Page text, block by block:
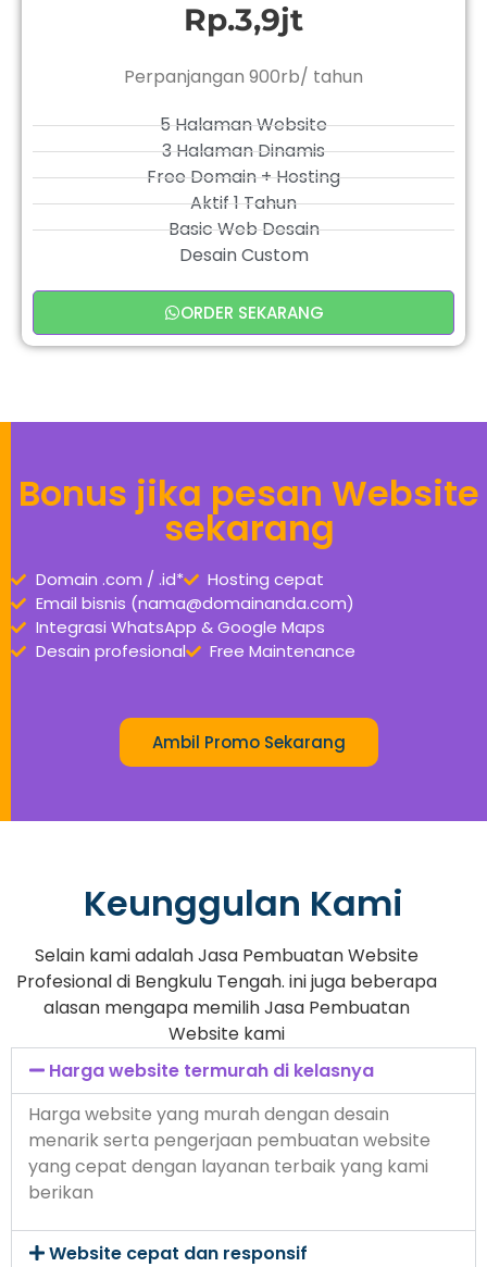
Rp.3,9jt
Perpanjangan 900rb/ tahun
5 Halaman Website
3 Halaman Dinamis
Free Domain + Hosting
Aktif 1 Tahun
Basic Web Desain
Desain Custom
ORDER SEKARANG
Bonus jika pesan Website
sekarang
Domain .com / .id*
Hosting cepat
Email bisnis (nama@domainanda.com)
Integrasi WhatsApp & Google Maps
Desain profesional
Free Maintenance
Ambil Promo Sekarang
Keunggulan Kami
Selain kami adalah Jasa Pembuatan Website
Profesional di Bengkulu Tengah. ini juga beberapa
alasan mengapa memilih Jasa Pembuatan
Website kami
Harga website termurah di kelasnya
Harga website yang murah dengan desain
menarik serta pengerjaan pembuatan website
yang cepat dengan layanan terbaik yang kami
berikan
Website cepat dan responsif